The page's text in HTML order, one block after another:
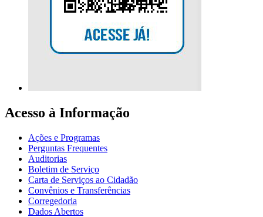
Acesso à Informação
Ações e Programas
Perguntas Frequentes
Auditorias
Boletim de Serviço
Carta de Serviços ao Cidadão
Convênios e Transferências
Corregedoria
Dados Abertos